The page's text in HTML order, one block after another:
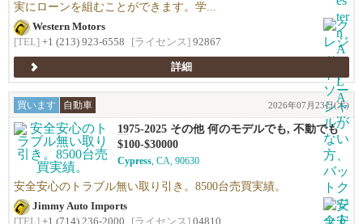
実にローンを組むことができます。学...
Western Motors
[TEL] +1 (213) 923-6558 [ライセンス] 92867
詳細
買います 自動車 2026年07月23日(木)
1975-2025 その他 何のモデルでも, 不動でも
可
$100-$30000
Cypress, CA, 90630
安全安心のトラブル無い取り引き。8500台売買実績。
Jimmy Auto Imports
[TEL] +1 (714) 236-2000 [ライセンス] 04810